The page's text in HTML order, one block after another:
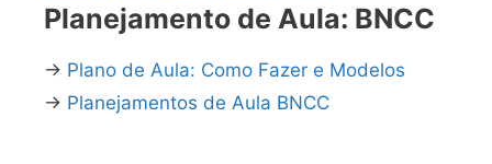
Planejamento de Aula: BNCC
→ Plano de Aula: Como Fazer e Modelos
→ Planejamentos de Aula BNCC